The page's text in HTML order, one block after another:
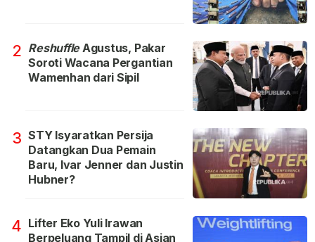
2 ReshuffleAgustus, Pakar
Soroti Wacana Pergantian
Wamenhan dari Sipil
3 STY Isyaratkan Persija
Datangkan Dua Pemain
Baru, Ivar Jenner dan Justin
Hubner?
4 Lifter Eko Yuli Irawan
Berpeluang Tampil di Asian